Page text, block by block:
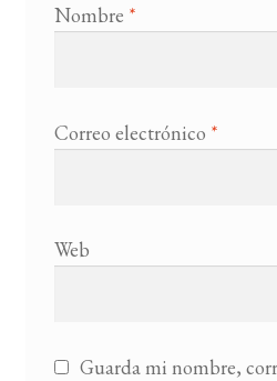
Nombre *
Correo electrónico *
Web
Guarda mi nombre,